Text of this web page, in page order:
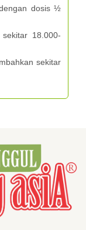
dosis ½
18.000-
sekitar